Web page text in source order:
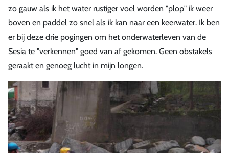
zo gauw als ik het water rustiger voel worden "plop" ik weer
boven en paddel zo snel als ik kan naar een keerwater. Ik ben
er bij deze drie pogingen om het onderwaterleven van de
Sesia te "verkennen" goed van af gekomen. Geen obstakels
geraakt en genoeg lucht in mijn longen.